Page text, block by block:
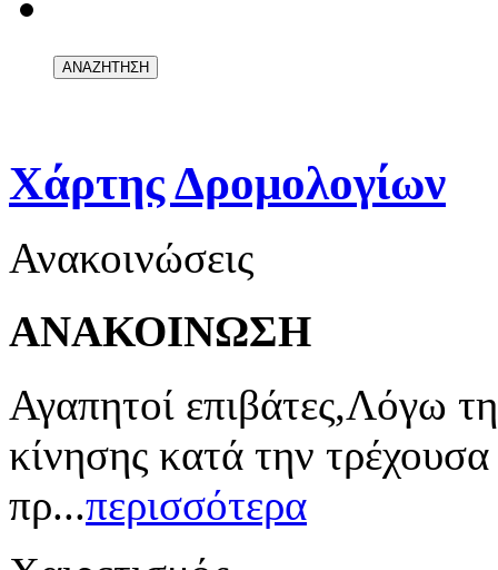
Χάρτης Δρομολογίων
Ανακοινώσεις
ΑΝΑΚΟΙΝΩΣΗ
Αγαπητοί επιβάτες,Λόγω
κίνησης κατά την
πρ...περισσότερα